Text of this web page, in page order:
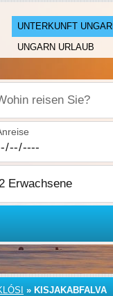
UNTERKUNFT
UNGARN URLAUB
reisen Sie?
» KISJAKABFALVA